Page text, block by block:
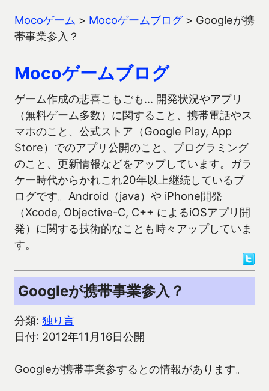
Mocoゲーム > Mocoゲームブログ> Googleが携
帯事業参入？
Mocoゲームブログ
ゲーム作成の悲喜こもごも… 開発状況やアプリ
（無料ゲーム多数）に関すること、携帯電話やス
マホのこと、公式ストア（Google Play, App
Store）でのアプリ公開のこと、プログラミング
のこと、更新情報などをアップしています。ガラ
ケー時代からかれこれ20年以上継続しているブ
ログです。Android（java）や iPhone開発
（Xcode, Objective-C, C++ によるiOSアプリ開
発）に関する技術的なことも時々アップしていま
す。
Googleが携帯事業参入？
分類: 独り言
日付: 2012年11月16日公開
Googleが携帯事業参するとの情報があります。